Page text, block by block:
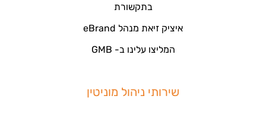
בתקשורת
איציק זיאת מנהל eBrand
המליצו עלינו ב- GMB
שירותי ניהול מוניטין